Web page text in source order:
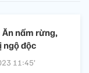
nấm rừng,
ngộ độc
11:45’